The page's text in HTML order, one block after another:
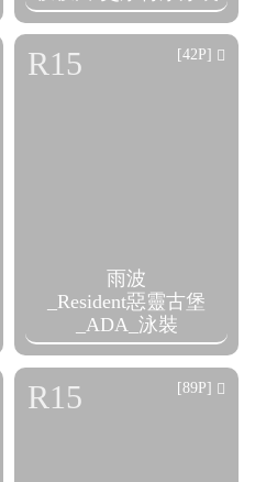
雨波
_Resident惡靈古堡
_ADA_泳裝
R15 [42P]
R15 [89P]